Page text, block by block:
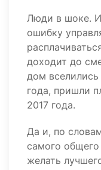
Люди в шоке. И
ошибку
доходит до
дом вселились
года, пришли
2017 года.
Да и, по
самого
желать